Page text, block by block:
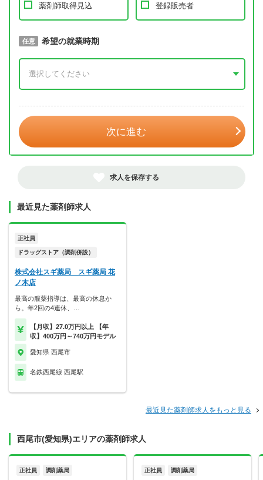
薬剤師取得見込 登録販売者
必須 取得予定年
任意 希望の就業時期
次に進む
求人を保存する
最近見た薬剤師求人
正社員
ドラッグストア（調剤併設）
株式会社スギ薬局 スギ薬局 花
ノ木店
最高の服薬指導は、最高の休息か
ら。年2回の4連休、…
【月収】27.0万円以上 【年
収】400万円～740万円モデル
愛知県 西尾市
名鉄西尾線 西尾駅
最近見た薬剤師求人をもっと見る
西尾市(愛知県)エリアの薬剤師求人
正社員 調剤薬局 正社員 調剤薬局